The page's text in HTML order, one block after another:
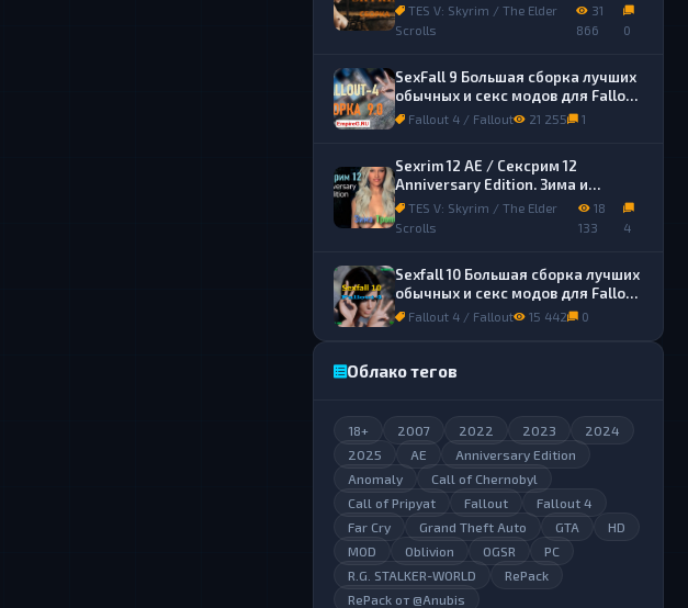
и секс модов.
TES V: Skyrim / The Elder
Scrolls
31
866
0
SexFall 9 Большая сборка лучших
обычных и секс модов для Fallout
4 Fallout 4 / Fallout 21 255 1
Sexrim 12 AE / Сексрим 12
Anniversary Edition. Зима и
Тропики. Сборка лучших обычных
и секс модов.
TES V: Skyrim / The Elder
Scrolls
18
133
4
Sexfall 10 Большая сборка лучших
обычных и секс модов для Fallout
4 Fallout 4 / Fallout 15 442 0
Облако тегов
18+ 2007 2022 2023
2024
2025
AE
Anniversary Edition
Anomaly
Call of Chernobyl
Call of Pripyat
Fallout
Fallout 4
Far Cry
Grand Theft Auto GTA
HD
MOD
Oblivion OGSR
PC
R.G. STALKER-WORLD
RePack
RePack от @Anubis